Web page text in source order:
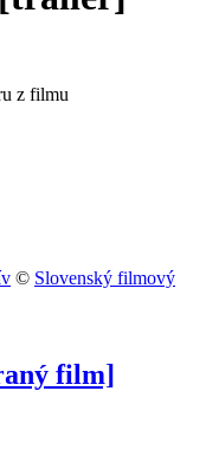
z filmu
© Slovenský filmový
film]